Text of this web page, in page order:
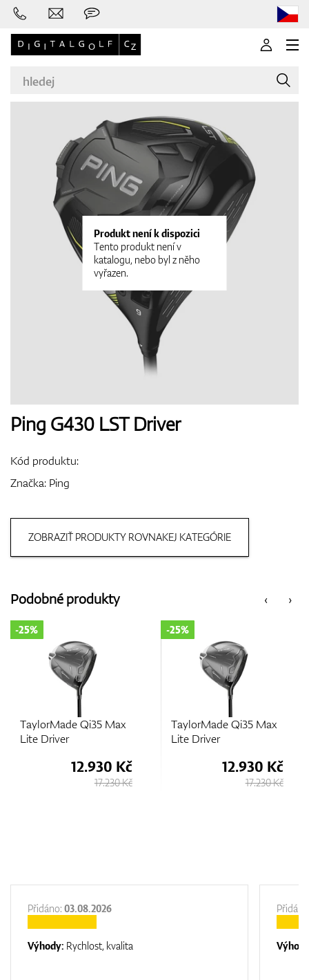
Značky
Golfové hole
Boty
Bagy
Doplňky
Produkt není k dispozici
Tento produkt není v
katalogu, nebo byl z něho
vyřazen.
Ping G430 LST Driver
Kód produktu:
Značka: Ping
ZOBRAZIŤ PRODUKTY ROVNAKEJ KATEGÓRIE
‹
Podobné produkty ›
TaylorMade Qi35 Max
Lite Driver
-25%
12.930 Kč
17.230 Kč
TaylorMade Qi35 Max
Lite Driver
-25%
12.930 Kč
17.230 Kč
Přidáno: 03.08.2026
Výhody: Rychlost, kvalita